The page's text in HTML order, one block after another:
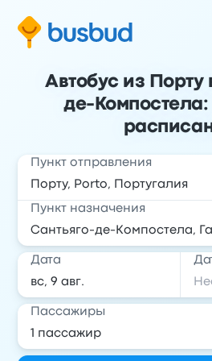
Автобус из Порту
де-
Пункт отправления
Пункт назначения
Дата
Пассажиры